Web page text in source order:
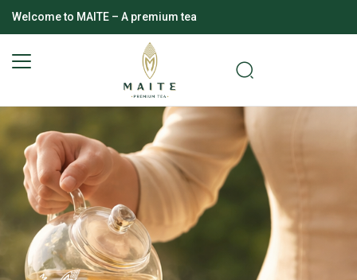
Welcome to MAITE – A premium tea